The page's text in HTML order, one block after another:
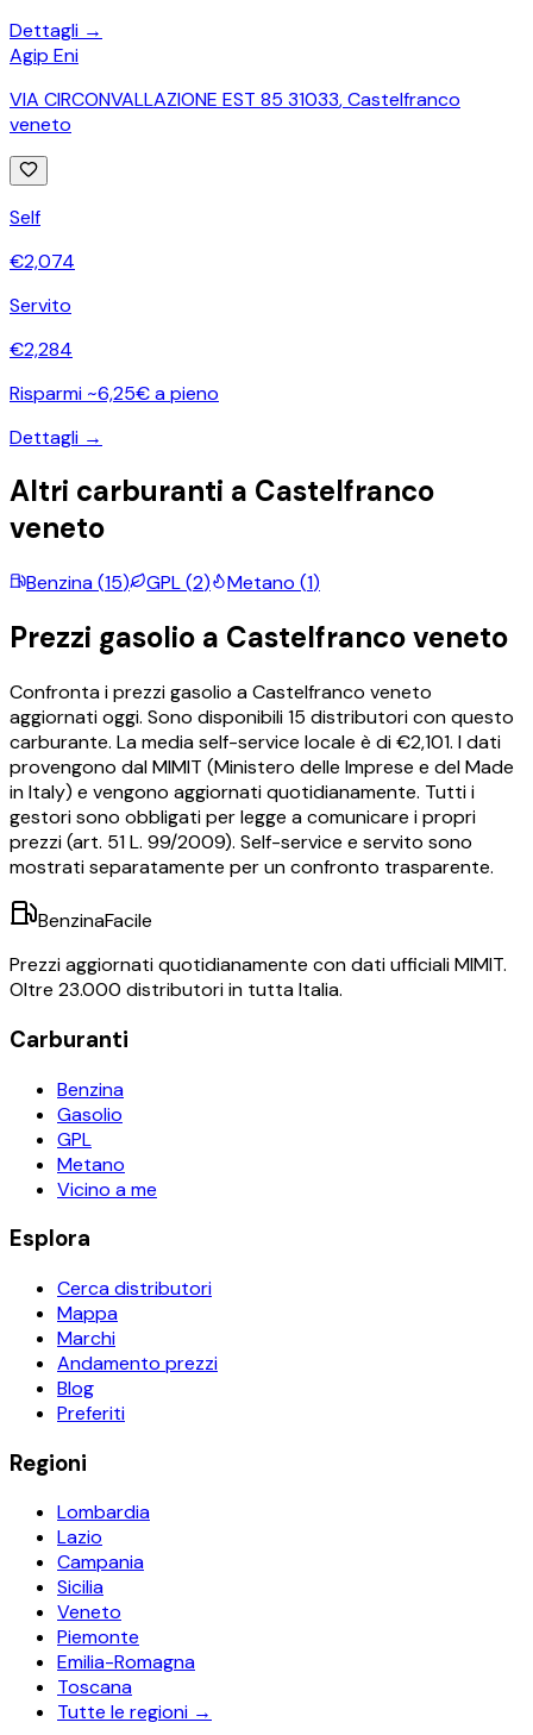
Dettagli →
Agip Eni
VIA CIRCONVALLAZIONE EST 85 31033,Castelfranco
veneto
Self
€2,074
Servito
€2,284
Risparmi ~6,25€ a pieno
Dettagli →
Altri carburanti a Castelfranco
veneto
Benzina(15) GPL(2) Metano (1)
Prezzi gasolio a Castelfranco veneto
Confronta i prezzigasolio aCastelfranco veneto
aggiornati oggi. Sono disponibili15 distributori con questo
carburante. La media self-service locale è di €2,101. I dati
provengono dal MIMIT (Ministero delle Imprese e del Made
in Italy) e vengono aggiornati quotidianamente. Tutti i
gestori sono obbligati per legge a comunicare i propri
prezzi (art. 51 L. 99/2009). Self-service e servito sono
mostrati separatamente per un confronto trasparente.
BenzinaFacile
Prezzi aggiornati quotidianamente con dati ufficiali MIMIT.
Oltre 23.000 distributori in tutta Italia.
Carburanti
Benzina
Gasolio
GPL
Metano
Vicino a me
Esplora
Cerca distributori
Mappa
Marchi
Andamento prezzi
Blog
Preferiti
Regioni
Lombardia
Lazio
Campania
Sicilia
Veneto
Piemonte
Emilia-Romagna
Toscana
Tutte le regioni →